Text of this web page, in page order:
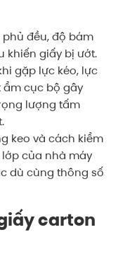
đều, độ bám
khiến giấy bị ướt.
gặp lực kéo, lực
ẩm cục bộ gây
lượng tấm
keo và cách kiểm
của nhà máy
dù cùng thông số
carton